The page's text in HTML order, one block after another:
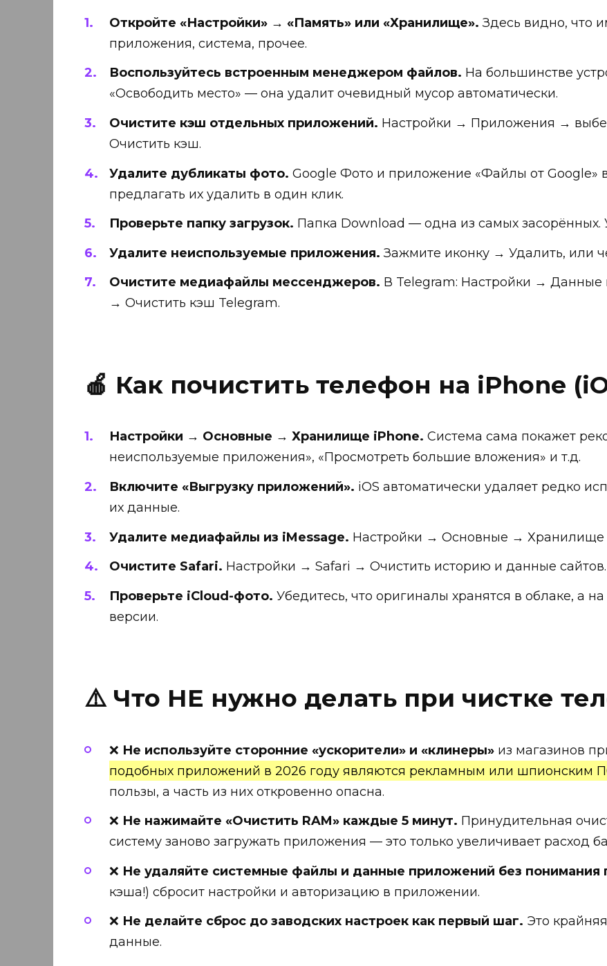
Откройте «Настройки» → «Память» или «Хранилище». Здесь видно, что
приложения, система, прочее.
Воспользуйтесь встроенным менеджером файлов. На большинстве
«Освободить место» — она удалит очевидный мусор автоматически.
Очистите кэш отдельных приложений. Настройки → Приложения →
Очистить кэш.
Удалите дубликаты фото. Google Фото и приложение «Файлы от Google»
предлагать их удалить в один клик.
Проверьте папку загрузок. Папка Download — одна из самых
Удалите неиспользуемые приложения. Зажмите иконку → Удалить, или
Очистите медиафайлы мессенджеров. В Telegram: Настройки →
→ Очистить кэш Telegram.
🍎 Как почистить телефон на iPhone
Настройки → Основные → Хранилище iPhone. Система сама покажет
неиспользуемые приложения», «Просмотреть большие вложения» и т.д.
Включите «Выгрузку приложений». iOS автоматически удаляет редко
их данные.
Удалите медиафайлы из iMessage. Настройки → Основные → Хранилище
Очистите Safari. Настройки → Safari → Очистить историю и данные сайтов.
Проверьте iCloud-фото. Убедитесь, что оригиналы хранятся в облаке, а
версии.
⚠️ Что НЕ нужно делать при чистке
❌ Не используйте сторонние «ускорители» и «клинеры» из магазинов
подобных приложений в 2026 году являются рекламным или шпионским
пользы, а часть из них откровенно опасна.
❌ Не нажимайте «Очистить RAM» каждые 5 минут. Принудительная
систему заново загружать приложения — это только увеличивает расход
❌ Не удаляйте системные файлы и данные приложений без понимания
кэша!) сбросит настройки и авторизацию в приложении.
❌ Не делайте сброс до заводских настроек как первый шаг. Это
данные.